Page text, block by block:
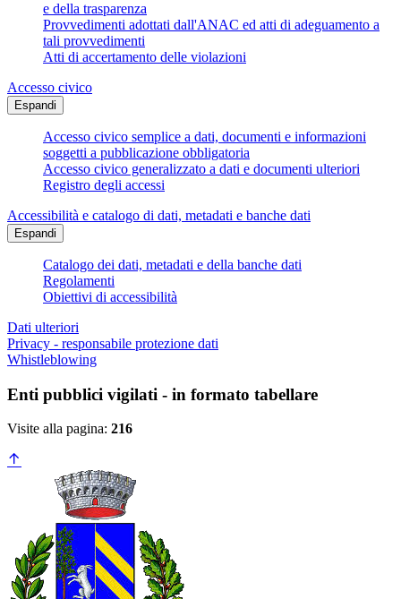
e della trasparenza
Provvedimenti adottati dall'ANAC ed atti di adeguamento a
tali provvedimenti
Atti di accertamento delle violazioni
Accesso civico
Espandi
Accesso civico semplice a dati, documenti e informazioni
soggetti a pubblicazione obbligatoria
Accesso civico generalizzato a dati e documenti ulteriori
Registro degli accessi
Accessibilità e catalogo di dati, metadati e banche dati
Espandi
Catalogo dei dati, metadati e della banche dati
Regolamenti
Obiettivi di accessibilità
Dati ulteriori
Privacy - responsabile protezione dati
Whistleblowing
Enti pubblici vigilati - in formato tabellare
Visite alla pagina: 216